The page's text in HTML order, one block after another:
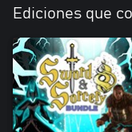
Ediciones que